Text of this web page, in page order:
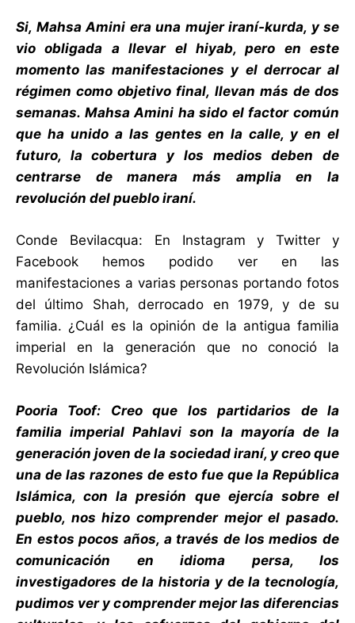
Si, Mahsa Amini era una mujer iraní-kurda, y se
vio obligada a llevar el hiyab, pero en este
momento las manifestaciones y el derrocar al
régimen como objetivo final, llevan más de dos
semanas. Mahsa Amini ha sido el factor común
que ha unido a las gentes en la calle, y en el
futuro, la cobertura y los medios deben de
centrarse de manera más amplia en la
revolución del pueblo iraní.
Conde Bevilacqua: En Instagram y Twitter y
Facebook hemos podido ver en las
manifestaciones a varias personas portando fotos
del último Shah, derrocado en 1979, y de su
familia. ¿Cuál es la opinión de la antigua familia
imperial en la generación que no conoció la
Revolución Islámica?
Pooria Toof: Creo que los partidarios de la
familia imperial Pahlavi son la mayoría de la
generación joven de la sociedad iraní, y creo que
una de las razones de esto fue que la República
Islámica, con la presión que ejercía sobre el
pueblo, nos hizo comprender mejor el pasado.
En estos pocos años, a través de los medios de
comunicación en idioma persa, los
investigadores de la historia y de la tecnología,
pudimos ver y comprender mejor las diferencias